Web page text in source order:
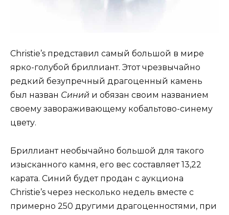
Christie’s представил самый большой в мире
ярко-голубой бриллиант. Этот чрезвычайно
редкий безупречный драгоценный камень
был назван Синий и обязан своим названием
своему завораживающему кобальтово-синему
цвету.
Бриллиант необычайно большой для такого
изысканного камня, его вес составляет 13,22
карата. Синий будет продан с аукциона
Christie’s через несколько недель вместе с
примерно 250 другими драгоценностями, при